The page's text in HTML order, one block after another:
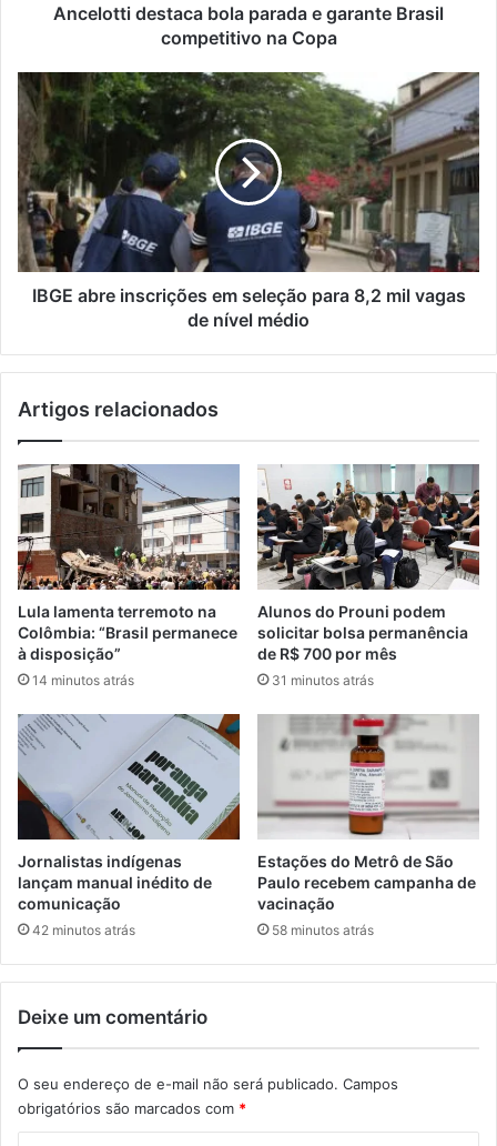
Ancelotti destaca bola parada e garante Brasil
competitivo na Copa
IBGE
abre
inscrições
em
seleção
para
8,2
mil
vagas
deIBGE abre inscrições em seleção para 8,2 mil vagas
de nível médio
Artigos relacionados
Lula lamenta terremoto na
Colômbia: “Brasil permanece
à disposição”
14 minutos atrás
Alunos do Prouni podem
solicitar bolsa permanência
de R$ 700 por mês
31 minutos atrás
Jornalistas indígenas
lançam manual inédito de
comunicação
42 minutos atrás
Estações do Metrô de São
Paulo recebem campanha de
vacinação
58 minutos atrás
Deixe um comentário
O seu endereço de e-mail não será publicado. Campos
obrigatórios são marcados com *